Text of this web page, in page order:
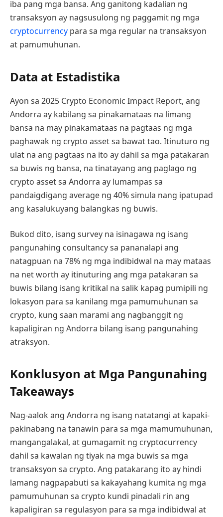
iba pang mga bansa. Ang ganitong kadalian ng
transaksyon ay nagsusulong ng paggamit ng mga
cryptocurrency para sa mga regular na transaksyon
at pamumuhunan.
Data at Estadistika
Ayon sa 2025 Crypto Economic Impact Report, ang
Andorra ay kabilang sa pinakamataas na limang
bansa na may pinakamataas na pagtaas ng mga
paghawak ng crypto asset sa bawat tao. Itinuturo ng
ulat na ang pagtaas na ito ay dahil sa mga patakaran
sa buwis ng bansa, na tinatayang ang paglago ng
crypto asset sa Andorra ay lumampas sa
pandaigdigang average ng 40% simula nang ipatupad
ang kasalukuyang balangkas ng buwis.
Bukod dito, isang survey na isinagawa ng isang
pangunahing consultancy sa pananalapi ang
natagpuan na 78% ng mga indibidwal na may mataas
na net worth ay itinuturing ang mga patakaran sa
buwis bilang isang kritikal na salik kapag pumipili ng
lokasyon para sa kanilang mga pamumuhunan sa
crypto, kung saan marami ang nagbanggit ng
kapaligiran ng Andorra bilang isang pangunahing
atraksyon.
Konklusyon at Mga Pangunahing
Takeaways
Nag-aalok ang Andorra ng isang natatangi at kapaki-
pakinabang na tanawin para sa mga mamumuhunan,
mangangalakal, at gumagamit ng cryptocurrency
dahil sa kawalan ng tiyak na mga buwis sa mga
transaksyon sa crypto. Ang patakarang ito ay hindi
lamang nagpapabuti sa kakayahang kumita ng mga
pamumuhunan sa crypto kundi pinadali rin ang
kapaligiran sa regulasyon para sa mga indibidwal at